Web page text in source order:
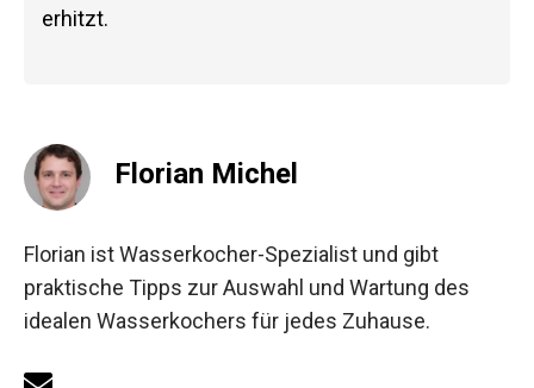
erhitzt.
Florian Michel
Florian ist Wasserkocher-Spezialist und gibt
praktische Tipps zur Auswahl und Wartung des
idealen Wasserkochers für jedes Zuhause.